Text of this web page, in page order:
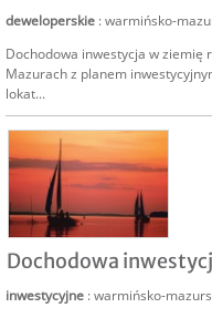
deweloperskie : warmińsko-
Dochodowa inwestycja w ziemię
Mazurach z planem
lokat...
Dochodowa
inwestycyjne : warmińsko-